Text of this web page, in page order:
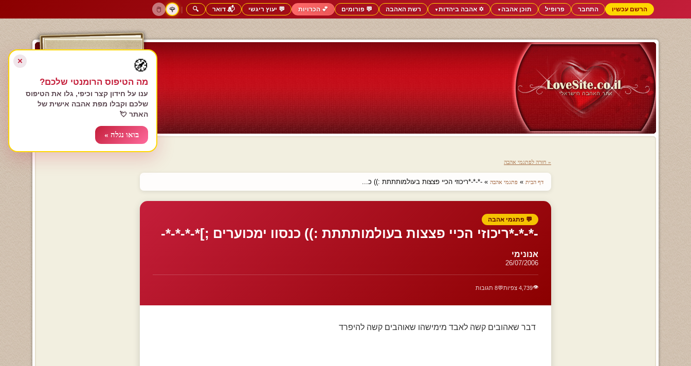
הרשם עכשיו התחבר פרופיל תוכן אהבה▼ ✡️ אהבה ביהדות▼ רשת האהבה 💬 פורומים 💕 הכרויות 💬 יעוץ ריגשי 📬 דואר 🔍
|
🌹
🖱️
הרשם עכשיו
התחבר
« חזרה לפתגמי אהבה
דף הבית » פתגמי אהבה » -*-*-*ריכוזי הכיי פצצות בעולמותתתת :)) כ...
💬 פתגמי אהבה
-*-*-*ריכוזי הכיי פצצות בעולמותתתת :)) כנסוו ימכוערים ;]*-*-*-*-
אנונימי
26/07/2006
👁️4,739 צפיות 💬8 תגובות
דבר שאהובים קשה לאבד מימישהו שאוהבים קשה להיפרד